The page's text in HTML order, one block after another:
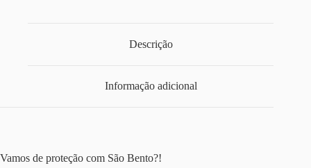
Descrição
Informação adicional
Vamos de proteção com São Bento?!